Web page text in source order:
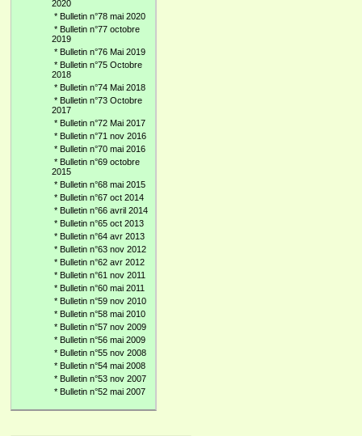
2020
* Bulletin n°78 mai 2020
* Bulletin n°77 octobre
2019
* Bulletin n°76 Mai 2019
* Bulletin n°75 Octobre
2018
* Bulletin n°74 Mai 2018
* Bulletin n°73 Octobre
2017
* Bulletin n°72 Mai 2017
* Bulletin n°71 nov 2016
* Bulletin n°70 mai 2016
* Bulletin n°69 octobre
2015
* Bulletin n°68 mai 2015
* Bulletin n°67 oct 2014
* Bulletin n°66 avril 2014
* Bulletin n°65 oct 2013
* Bulletin n°64 avr 2013
* Bulletin n°63 nov 2012
* Bulletin n°62 avr 2012
* Bulletin n°61 nov 2011
* Bulletin n°60 mai 2011
* Bulletin n°59 nov 2010
* Bulletin n°58 mai 2010
* Bulletin n°57 nov 2009
* Bulletin n°56 mai 2009
* Bulletin n°55 nov 2008
* Bulletin n°54 mai 2008
* Bulletin n°53 nov 2007
* Bulletin n°52 mai 2007